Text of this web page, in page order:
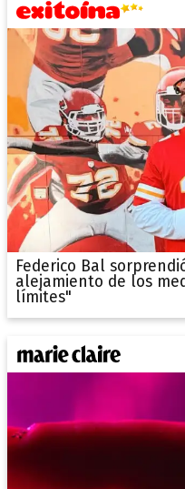
Federico Bal
alejamiento de los
límites"